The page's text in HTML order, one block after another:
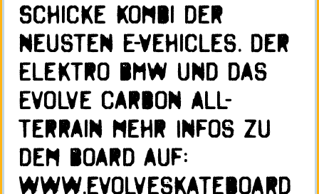
Schicke Kombi der
neusten E-Vehicles. Der
Elektro BMW und das
Evolve Carbon All-
Terrain mehr Infos zu
dem Board auf:
www.evolveskateboard